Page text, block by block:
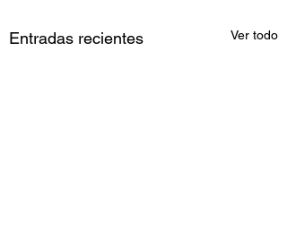
Entradas recientes Ver todo